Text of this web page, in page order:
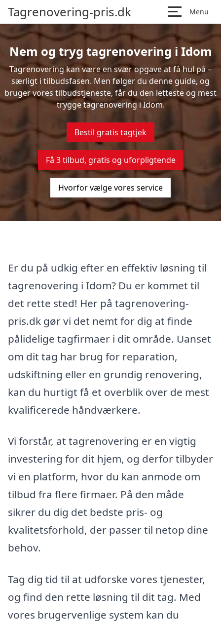
Tagrenovering-pris.dk Menu
Nem og tryg tagrenovering i Idom
Tagrenovering kan være en svær opgave at få hul på –
særligt i tilbudsfasen. Men følger du denne guide, og
bruger vores tilbudstjeneste, får du den letteste og mest
trygge tagrenovering i Idom.
Bestil gratis tagtjek
Få 3 tilbud, gratis og uforpligtende
Hvorfor vælge vores service
Er du på udkig efter en effektiv løsning til
tagrenovering i Idom? Du er kommet til
det rette sted! Her på tagrenovering-
pris.dk gør vi det nemt for dig at finde
pålidelige tagfirmaer i dit område. Uanset
om dit tag har brug for reparation,
udskiftning eller en grundig renovering,
kan du hurtigt få et overblik over de mest
kvalificerede håndværkere.
Vi forstår, at tagrenovering er en vigtig
investering for dit hjem, og derfor tilbyder
vi en platform, hvor du kan anmode om
tilbud fra flere firmaer. På den måde
sikrer du dig det bedste pris- og
kvalitetsforhold, der passer til netop dine
behov.
Tag dig tid til at udforske vores tjenester,
og find den rette løsning til dit tag. Med
vores brugervenlige system kan du